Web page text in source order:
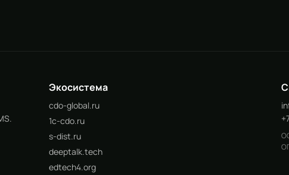
Экосистема
cdo-global.ru
1c-cdo.ru
s-dist.ru
deeptalk.tech
edtech4.org